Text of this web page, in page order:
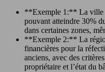
**Exemple 1:** La ville
pouvant atteindre 30%
dans certaines zones,
**Exemple 2:** La
financières pour la
anciens, avec des
propriétaire et l’état du